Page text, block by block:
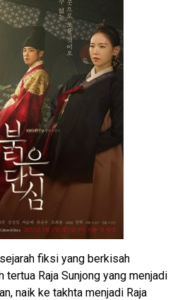
fiksi yang berkisah
tertua Raja Sunjong yang menjadi
naik ke takhta menjadi Raja